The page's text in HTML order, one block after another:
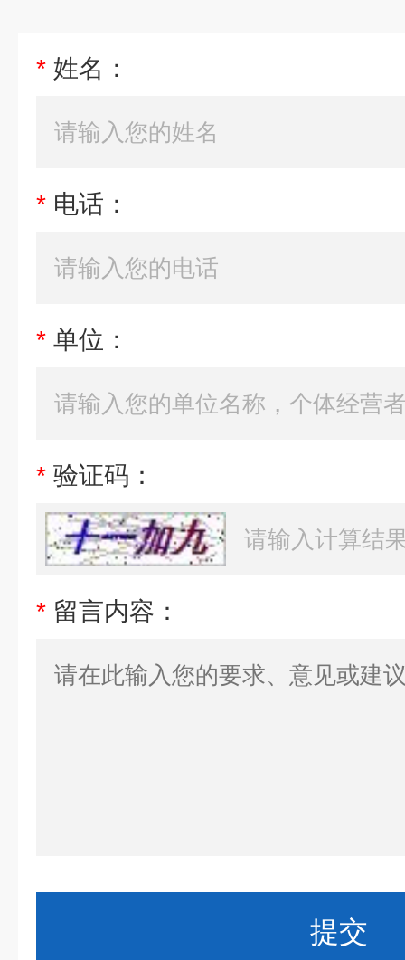
* 姓名：
* 电话：
* 单位：
* 验证码：
* 留言内容：